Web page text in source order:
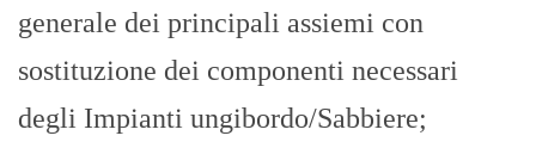
generale dei principali assiemi con
sostituzione dei componenti necessari
degli Impianti ungibordo/Sabbiere;